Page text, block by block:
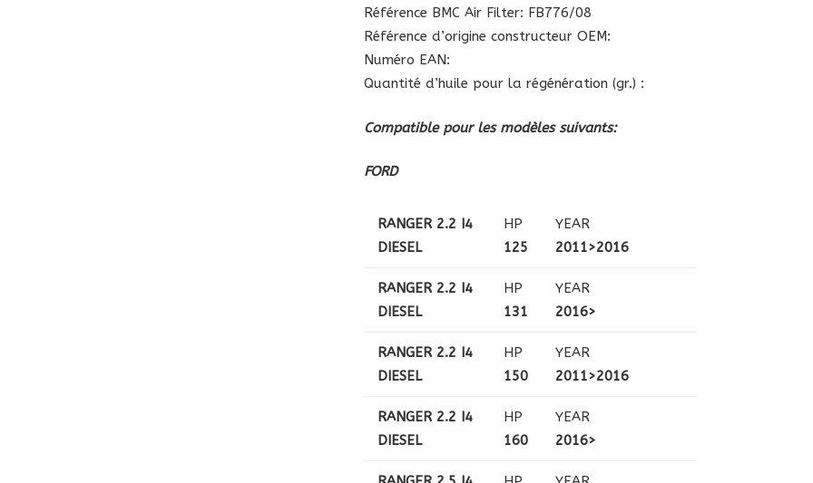
Référence BMC Air Filter: FB776/08
Référence d’origine constructeur OEM:
Numéro EAN:
Quantité d’huile pour la régénération (gr.) :
Compatible pour les modèles suivants:
FORD
RANGER 2.2 I4
DIESEL
HP
125
YEAR
2011>2016
RANGER 2.2 I4
DIESEL
HP
131
YEAR
2016>
RANGER 2.2 I4
DIESEL
HP
150
YEAR
2011>2016
RANGER 2.2 I4
DIESEL
HP
160
YEAR
2016>